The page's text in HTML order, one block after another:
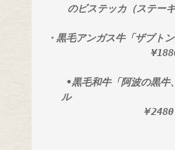
のビステッカ（ステー
・黒毛アンガス牛「ザブト
•黒毛和牛「阿波の黒牛
￥2480